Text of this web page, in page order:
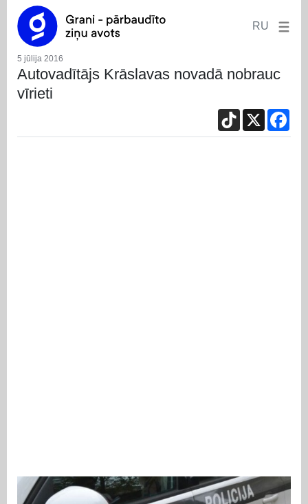
RU
5 jūlija 2016
Autovadītājs Krāslavas novadā nobrauc
vīrieti
TikTok
X